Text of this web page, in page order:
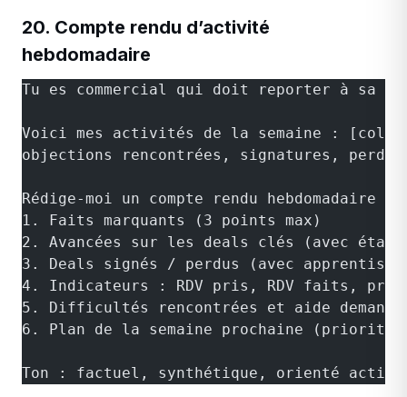
20. Compte rendu d’activité
hebdomadaire
Tu es commercial qui doit reporter à sa
Voici mes activités de la semaine :
objections rencontrées, signatures,
Rédige-moi un compte rendu hebdomadaire
1. Faits marquants (3 points max)
2. Avancées sur les deals clés (avec
3. Deals signés / perdus (avec
4. Indicateurs : RDV pris, RDV faits,
5. Difficultés rencontrées et aide
6. Plan de la semaine prochaine
Ton : factuel, synthétique, orienté action.